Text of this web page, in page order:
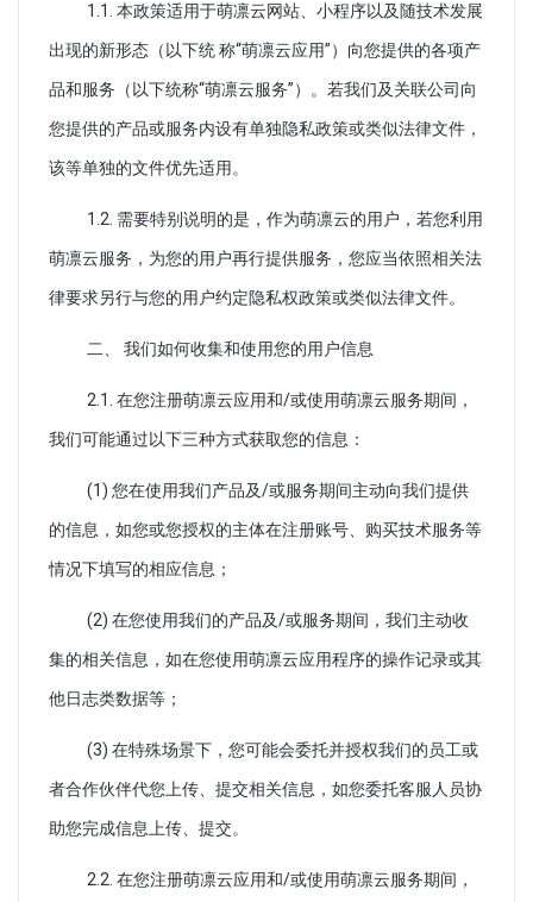
1.1. 本政策适用于萌凛云网站、小程序以及随技术发展
出现的新形态（以下统 称“萌凛云应用”）向您提供的各项产
品和服务（以下统称“萌凛云服务”）。若我们及关联公司向
您提供的产品或服务内设有单独隐私政策或类似法律文件，
该等单独的文件优先适用。
1.2. 需要特别说明的是，作为萌凛云的用户，若您利用
萌凛云服务，为您的用户再行提供服务，您应当依照相关法
律要求另行与您的用户约定隐私权政策或类似法律文件。
二、 我们如何收集和使用您的用户信息
2.1. 在您注册萌凛云应用和/或使用萌凛云服务期间，
我们可能通过以下三种方式获取您的信息：
(1) 您在使用我们产品及/或服务期间主动向我们提供
的信息，如您或您授权的主体在注册账号、购买技术服务等
情况下填写的相应信息；
(2) 在您使用我们的产品及/或服务期间，我们主动收
集的相关信息，如在您使用萌凛云应用程序的操作记录或其
他日志类数据等；
(3) 在特殊场景下，您可能会委托并授权我们的员工或
者合作伙伴代您上传、提交相关信息，如您委托客服人员协
助您完成信息上传、提交。
2.2. 在您注册萌凛云应用和/或使用萌凛云服务期间，